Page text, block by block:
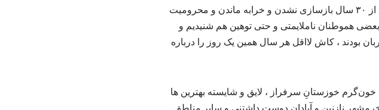
مردمانش ، این را یک خرمشهری که درد و رنج جنگ زده بودن و بیش از ۳۰ سال بازسازی نشدن و خرابه ماندن و محرومیت
هموطنان ناملایمتی و حتی توهین هم شنیدیم و
بودند ، کاش لااقل هر سال همین یک روز را درباره
خوزستانِ سرفراز ، لایق و شایسته بهترین ها